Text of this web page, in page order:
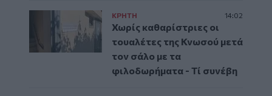
ΚΡΗΤΗ 14:02
Χωρίς καθαρίστριες οι
τουαλέτες της Κνωσού μετά
τον σάλο με τα
φιλοδωρήματα - Τί συνέβη